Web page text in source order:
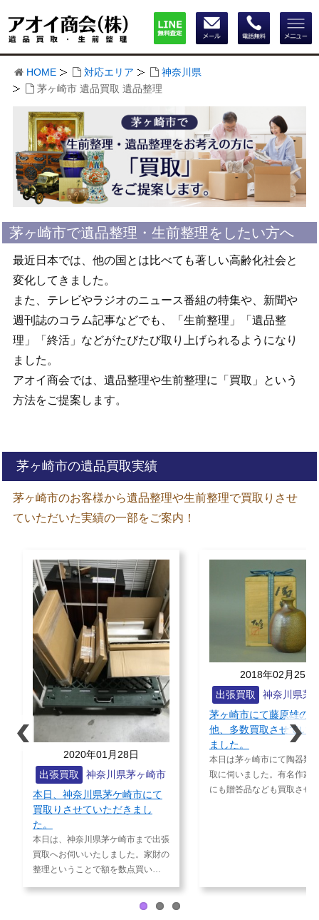
HOME 対応エリア
神奈川県
茅ヶ崎市 遺品買取 遺品整理
茅ヶ崎市で遺品整理・生前整理をしたい方へ
最近日本では、他の国とは比べても著しい高齢化社会と
変化してきました。
また、テレビやラジオのニュース番組の特集や、新聞や
週刊誌のコラム記事などでも、「生前整理」「遺品整
理」「終活」などがたびたび取り上げられるようになり
ました。
アオイ商会では、遺品整理や生前整理に「買取」という
方法をご提案します。
茅ヶ崎市の遺品買取実績
茅ヶ崎市のお客様から遺品整理や生前整理で買取りさせ
ていただいた実績の一部をご案内！
ヶ崎市
市にて
まで出張
。家財の
点買い…
2018年02月25日
出張買取
神奈川県茅ヶ崎市
茅ヶ崎市にて藤原雄の作品
他、多数買取させていただき
ました。
本日は茅ヶ崎市にて陶器類を多数買
取に伺いました。有名作家作品以外
にも贈答品なども買取させてい…
2017
出張買取
エルテ(Erte)
どを承りま
本日は神奈川
から、ブロン
製品 貴金属)
Next